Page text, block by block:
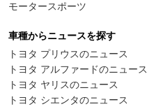
モータースポーツ
車種からニュースを探す
トヨタ プリウスのニュース
トヨタ アルファードのニュース
トヨタ ヤリスのニュース
トヨタ シエンタのニュース